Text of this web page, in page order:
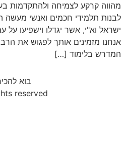
מהווה קרקע לצמיחה ולהתקדמות
לבנות תלמידי חכמים ואנשי
ישראל וא"י, אשר יגדלו וישפיעו על
אנחנו מזמינים אותך לפגוש את
המדרש בלימוד […]
בוא
reserved